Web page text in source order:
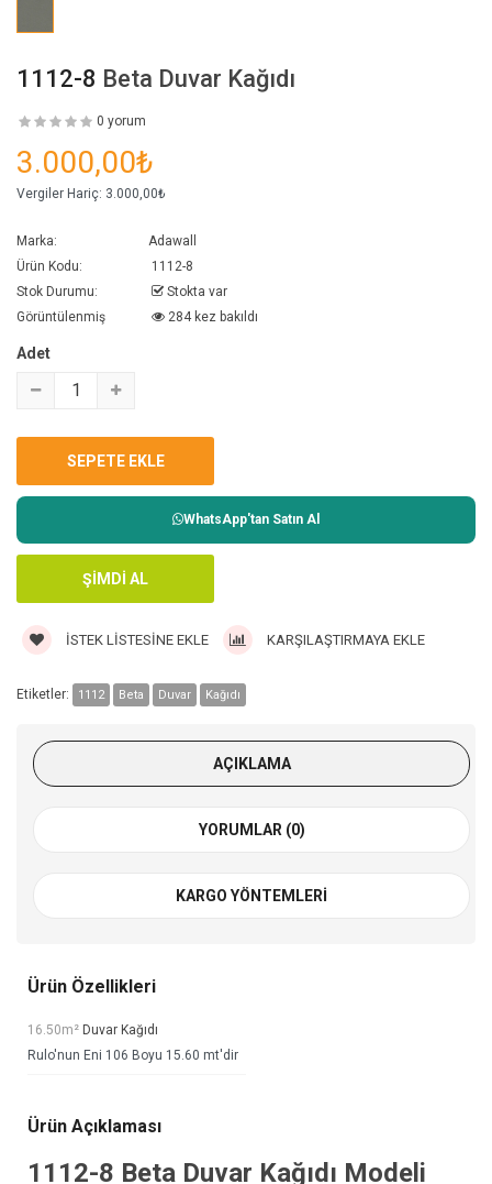
1112-8 Beta Duvar Kağıdı
0 yorum
3.000,00₺
Vergiler Hariç: 3.000,00₺
Marka:
Adawall
Ürün Kodu:
1112-8
Stok Durumu:
Stokta var
Görüntülenmiş
284 kez bakıldı
Adet
WhatsApp'tan Satın Al
İSTEK LISTESINE EKLE KARŞILAŞTIRMAYA EKLE
Etiketler: 1112 Beta Duvar Kağıdı
AÇIKLAMA
YORUMLAR (0)
KARGO YÖNTEMLERI
Ürün Özellikleri
16.50m² Duvar Kağıdı
Rulo'nun Eni 106 Boyu 15.60 mt'dir
Ürün Açıklaması
1112-8 Beta Duvar Kağıdı Modeli